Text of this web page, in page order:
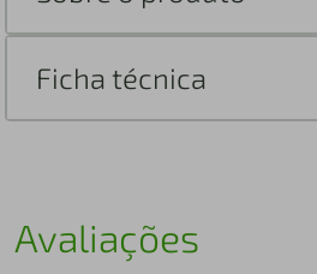
Ficha técnica
Avaliações